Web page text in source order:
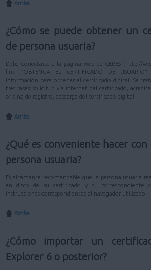
Arriba
¿Cómo se puede obtener un
de persona usuaria?
Debe conectarse a la página web de CERES (http://
link "OBTENGA EL CERTIFICADO DE
información para obtener el certificado digital. Se
tres fases: solicitud vía internet del certificado,
oficina de registro, descarga del certificado digital.
Arriba
¿Qué es conveniente hacer
persona usuaria?
Es altamente recomendable que la persona usuaria
en disco de su certificado y su correspondiente
instrucciones correspondientes al navegador utilizado.
Arriba
¿Cómo importar un
Explorer 6 o posterior?